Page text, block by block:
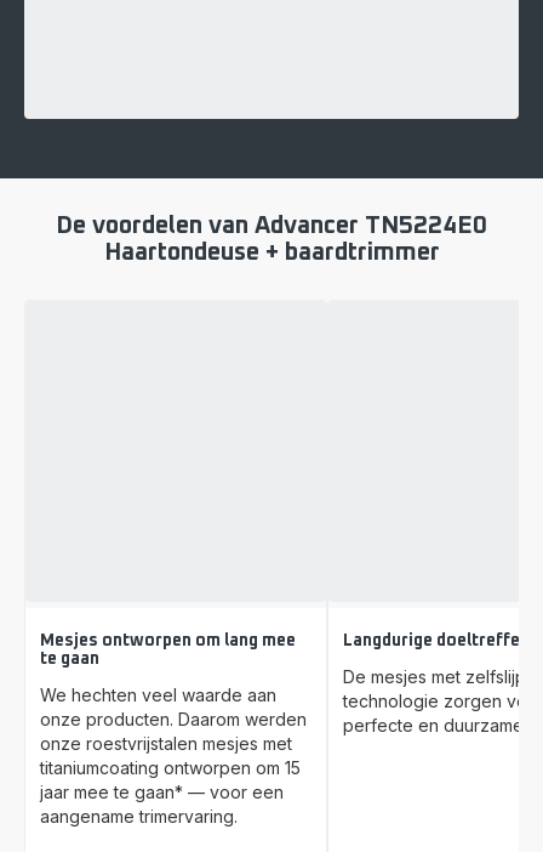
De voordelen van Advancer TN5224E0
Haartondeuse + baardtrimmer
Mesjes ontworpen om lang mee
te gaan
We hechten veel waarde aan
onze producten. Daarom werden
onze roestvrijstalen mesjes met
titaniumcoating ontworpen om 15
jaar mee te gaan* — voor een
aangename trimervaring.
Langdurige
De mesjes met
technologie zorgen
perfecte en duurzame